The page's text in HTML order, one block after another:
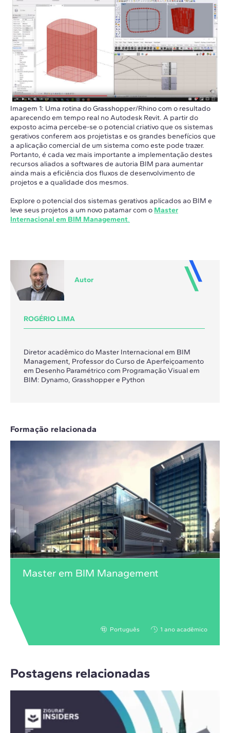
Imagem 1: Uma rotina do Grasshopper/Rhino com o resultado
aparecendo em tempo real no Autodesk Revit. A partir do
exposto acima percebe-se o potencial criativo que os sistemas
gerativos conferem aos projetistas e os grandes benefícios que
a aplicação comercial de um sistema como este pode trazer.
Portanto, é cada vez mais importante a implementação destes
recursos aliados a softwares de autoria BIM para aumentar
ainda mais a eficiência dos fluxos de desenvolvimento de
projetos e a qualidade dos mesmos.
Explore o potencial dos sistemas gerativos aplicados ao BIM e
leve seus projetos a um novo patamar com o Master
Internacional em BIM Management.
Autor
ROGÉRIO LIMA
Diretor acadêmico do Master Internacional em BIM
Management, Professor do Curso de Aperfeiçoamento
em Desenho Paramétrico com Programação Visual em
BIM: Dynamo, Grasshopper e Python
Formação relacionada
Master em BIM Management
Português 1 ano acadêmico
Postagens relacionadas